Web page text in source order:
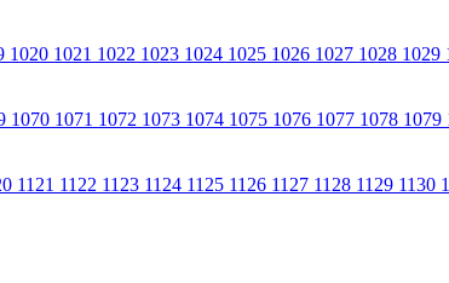
1020 1021 1022 1023 1024 1025 1026 1027 1028 1029
1070 1071 1072 1073 1074 1075 1076 1077 1078 1079
1121 1122 1123 1124 1125 1126 1127 1128 1129 1130